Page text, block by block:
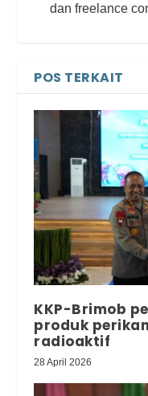
dan freelance
POS TERKAIT
KKP-Brimob
produk
radioaktif
28 April 2026